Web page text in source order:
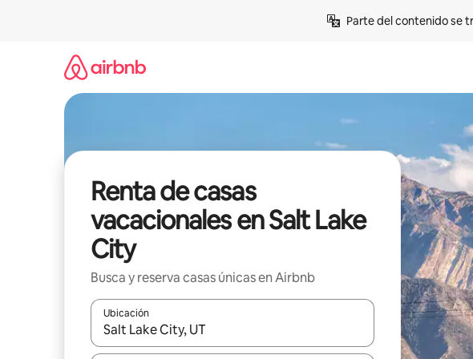
Parte del contenido se
Renta de casas
vacacionales en Salt Lake
City
Busca y reserva casas únicas en Airbnb
Ubicación
Cuando los resultados estén disponibles, podrás navegar usando las